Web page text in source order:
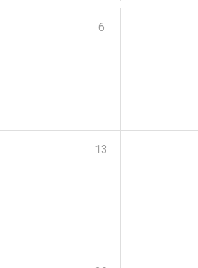
6
13